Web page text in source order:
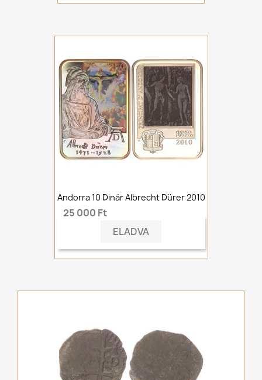
Andorra 10 Dinár Albrecht Dürer 2010
25 000 Ft
ELADVA